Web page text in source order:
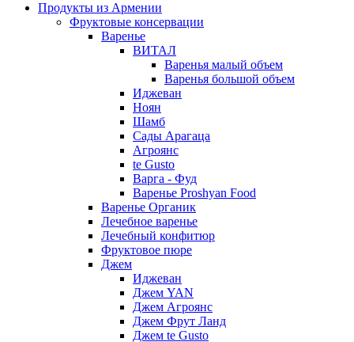
Продукты из Армении
Фруктовые консервации
Варенье
ВИТАЛ
Варенья малый объем
Варенья большой объем
Иджеван
Ноян
Шамб
Сады Арагаца
Агроянс
te Gusto
Варга - Фуд
Варенье Proshyan Food
Варенье Органик
Лечебное варенье
Лечебный конфитюр
Фруктовое пюре
Джем
Иджеван
Джем YAN
Джем Агроянс
Джем Фрут Ланд
Джем te Gusto